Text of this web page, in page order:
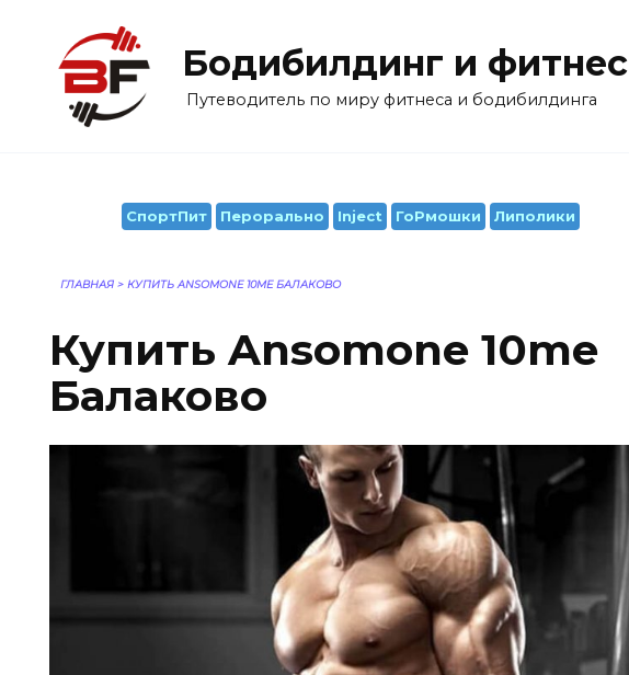
содержанию
Бодибилдинг и фитнес
Путеводитель по миру фитнеса и бодибилдинга
СпортПит Перорально Inject ГоРмошки Липолики
ГЛАВНАЯ > КУПИТЬ ANSOMONE 10ME БАЛАКОВО
Купить Ansomone 10me
Балаково